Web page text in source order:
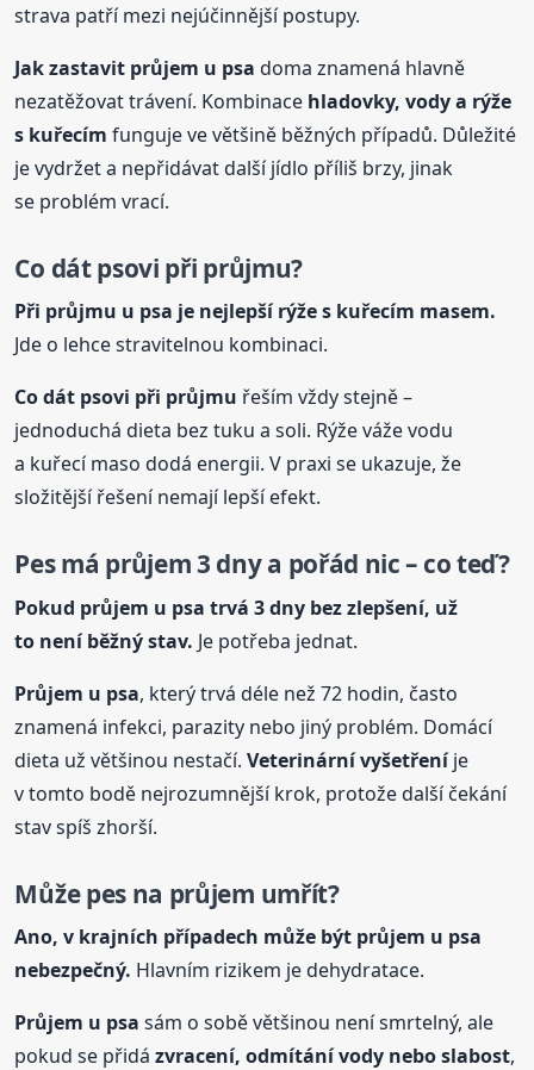
strava patří mezi nejúčinnější postupy.
Jak zastavit průjem u psa doma znamená hlavně
nezatěžovat trávení. Kombinace hladovky, vody a rýže
s kuřecím funguje ve většině běžných případů. Důležité
je vydržet a nepřidávat další jídlo příliš brzy, jinak
se problém vrací.
Co dát psovi při průjmu?
Při průjmu u psa je nejlepší rýže s kuřecím masem.
Jde o lehce stravitelnou kombinaci.
Co dát psovi při průjmu řeším vždy stejně –
jednoduchá dieta bez tuku a soli. Rýže váže vodu
a kuřecí maso dodá energii. V praxi se ukazuje, že
složitější řešení nemají lepší efekt.
Pes má průjem 3 dny a pořád nic – co teď?
Pokud průjem u psa trvá 3 dny bez zlepšení, už
to není běžný stav. Je potřeba jednat.
Průjem u psa, který trvá déle než 72 hodin, často
znamená infekci, parazity nebo jiný problém. Domácí
dieta už většinou nestačí.Veterinární vyšetřeníje
v tomto bodě nejrozumnější krok, protože další čekání
stav spíš zhorší.
Může pes na průjem umřít?
Ano, v krajních případech může být průjem u psa
nebezpečný. Hlavním rizikem je dehydratace.
Průjem u psa sám o sobě většinou není smrtelný, ale
pokud se přidázvracení, odmítání vody nebo slabost,